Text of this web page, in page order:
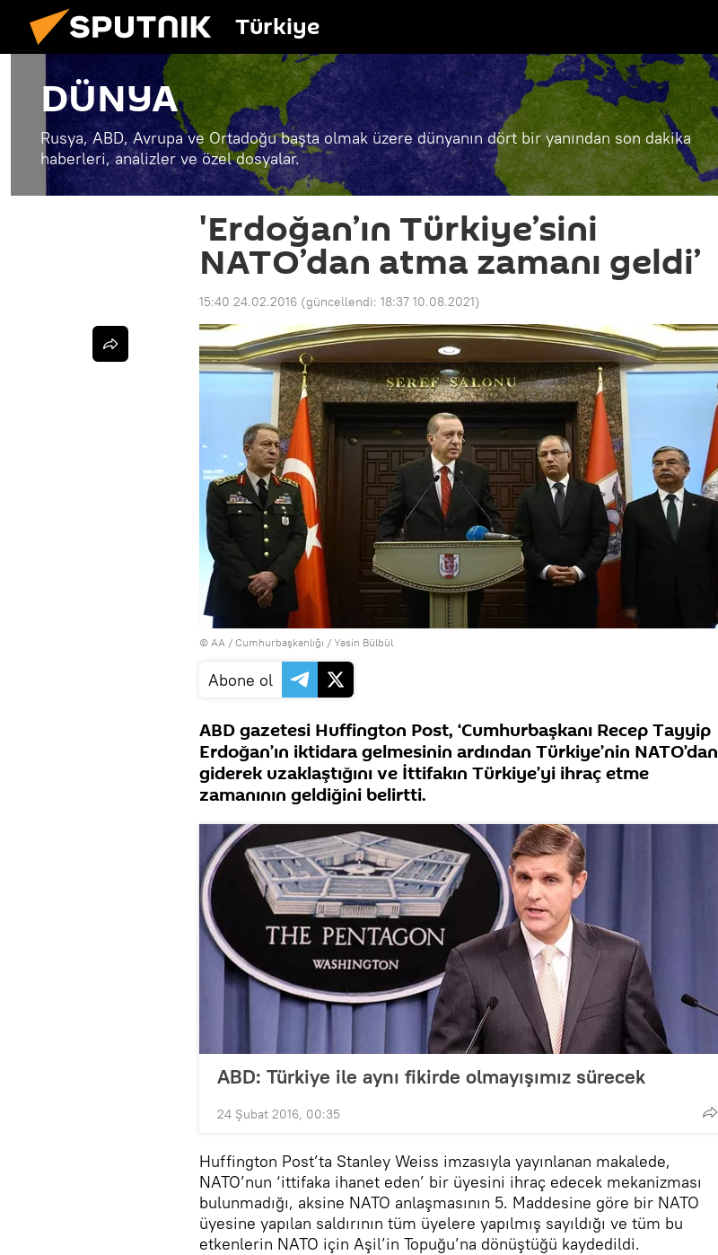
Türkiye
DÜNYA
Rusya, ABD, Avrupa ve Ortadoğu başta olmak üzere dünyanın dört bir yanından son dakika
haberleri, analizler ve özel dosyalar.
'Erdoğan’ın Türkiye’sini
NATO’dan atma zamanı geldi’
15:40 24.02.2016 (güncellendi: 18:37 10.08.2021)
© AA / Cumhurbaşkanlığı / Yasin Bülbül
Abone ol
ABD gazetesi Huffington Post, ‘Cumhurbaşkanı Recep Tayyip
Erdoğan’ın iktidara gelmesinin ardından Türkiye’nin NATO’dan
giderek uzaklaştığını ve İttifakın Türkiye’yi ihraç etme
zamanının geldiğini belirtti.
ABD: Türkiye ile aynı fikirde olmayışımız sürecek
24 Şubat 2016, 00:35
Huffington Post’ta Stanley Weiss imzasıyla yayınlanan makalede,
NATO’nun ‘ittifaka ihanet eden’ bir üyesini ihraç edecek mekanizması
bulunmadığı, aksine NATO anlaşmasının 5. Maddesine göre bir NATO
üyesine yapılan saldırının tüm üyelere yapılmış sayıldığı ve tüm bu
etkenlerin NATO için Aşil’in Topuğu’na dönüştüğü kaydedildi.